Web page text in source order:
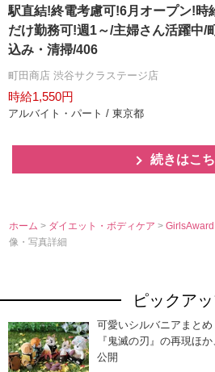
駅直結!終電考慮可!6月オープン!時
だけ勤務可!週1～/主婦さん活躍中/
込み・清掃/406
町田商店 渋谷サクラステージ店
時給1,550円
アルバイト・パート / 東京都
続きはこ
ホーム > ダイエット・ボディケア>
像・写真詳細
ピックア
可愛いシルバニアまとめ
『鬼滅の刃』の再現ほ
公開